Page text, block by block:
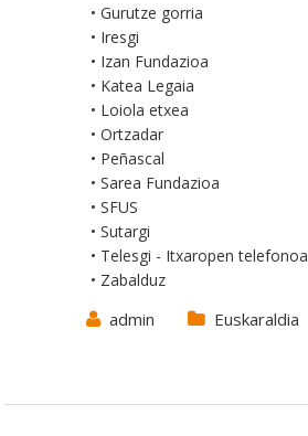
• Gurutze gorria
• Iresgi
• Izan Fundazioa
• Katea Legaia
• Loiola etxea
• Ortzadar
• Peñascal
• Sarea Fundazioa
• SFUS
• Sutargi
• Telesgi - Itxaropen telefonoa
• Zabalduz
admin Euskaraldia